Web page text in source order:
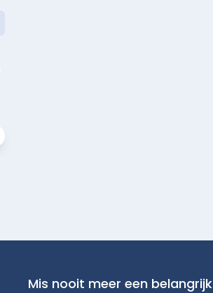
Mis nooit meer een belangrijk